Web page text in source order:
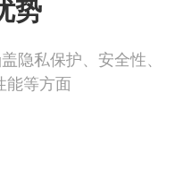
势
隐私保护、安全性、
能等方面